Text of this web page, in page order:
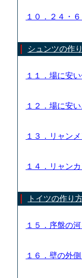
１０．２４・
シュンツの作
１１．場に安
１２．場に安
１３．リャン
１４．リャン
トイツの作り
１５．序盤の
１６．壁の外